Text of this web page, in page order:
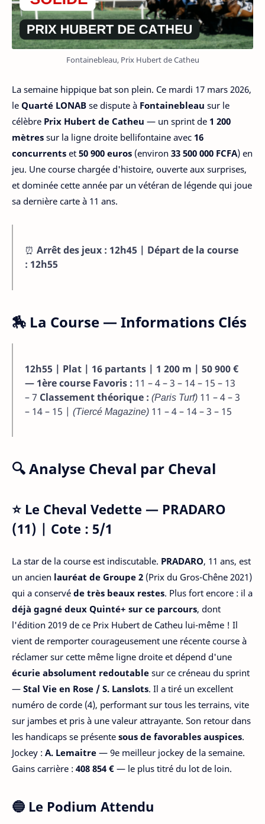
Fontainebleau, Prix Hubert de Catheu
La semaine hippique bat son plein. Ce mardi 17 mars 2026,
le Quarté LONAB se dispute à Fontainebleau sur le
célèbre Prix Hubert de Catheu — un sprint de 1 200
mètres sur la ligne droite bellifontaine avec 16
concurrents et 50 900 euros (environ 33 500 000 FCFA) en
jeu. Une course chargée d'histoire, ouverte aux surprises,
et dominée cette année par un vétéran de légende qui joue
sa dernière carte à 11 ans.
⏰ Arrêt des jeux : 12h45 | Départ de la course
: 12h55
🏇 La Course — Informations Clés
12h55 | Plat | 16 partants | 1 200 m | 50 900 €
— 1ère course Favoris : 11 – 4 – 3 – 14 – 15 – 13
– 7 Classement théorique : (Paris Turf) 11 – 4 – 3
– 14 – 15 | (Tiercé Magazine) 11 – 4 – 14 – 3 – 15
🔍 Analyse Cheval par Cheval
⭐ Le Cheval Vedette — PRADARO
(11) | Cote : 5/1
La star de la course est indiscutable. PRADARO, 11 ans, est
un ancien lauréat de Groupe 2 (Prix du Gros-Chêne 2021)
qui a conservé de très beaux restes. Plus fort encore : il a
déjà gagné deux Quinté+ sur ce parcours, dont
l'édition 2019 de ce Prix Hubert de Catheu lui-même ! Il
vient de remporter courageusement une récente course à
réclamer sur cette même ligne droite et dépend d'une
écurie absolument redoutable sur ce créneau du sprint
— Stal Vie en Rose / S. Lanslots. Il a tiré un excellent
numéro de corde (4), performant sur tous les terrains, vite
sur jambes et pris à une valeur attrayante. Son retour dans
les handicaps se présente sous de favorables auspices.
Jockey : A. Lemaitre — 9e meilleur jockey de la semaine.
Gains carrière : 408 854 € — le plus titré du lot de loin.
🔵 Le Podium Attendu